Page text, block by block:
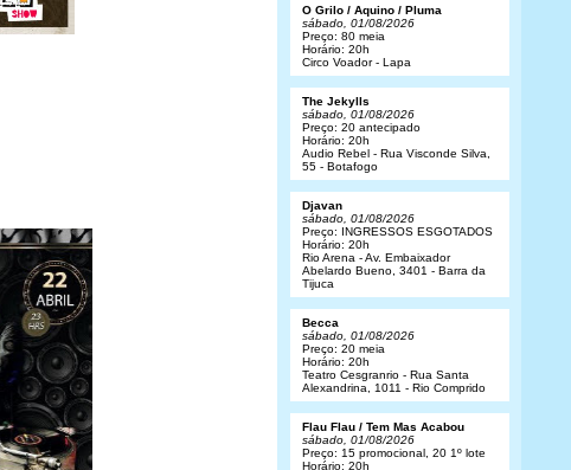
O Grilo / Aquino / Pluma
sábado, 01/08/2026
Preço: 80 meia
Horário: 20h
Circo Voador - Lapa
The Jekylls
sábado, 01/08/2026
Preço: 20 antecipado
Horário: 20h
Audio Rebel - Rua Visconde Silva,
55 - Botafogo
Djavan
sábado, 01/08/2026
Preço: INGRESSOS ESGOTADOS
Horário: 20h
Rio Arena - Av. Embaixador
Abelardo Bueno, 3401 - Barra da
Tijuca
Becca
sábado, 01/08/2026
Preço: 20 meia
Horário: 20h
Teatro Cesgranrio - Rua Santa
Alexandrina, 1011 - Rio Comprido
Flau Flau / Tem Mas Acabou
sábado, 01/08/2026
Preço: 15 promocional, 20 1º lote
Horário: 20h